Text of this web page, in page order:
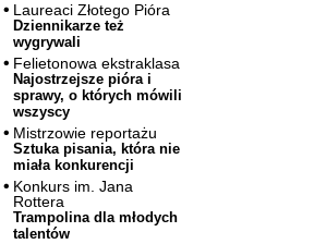
Laureaci Złotego Pióra
Dziennikarze też
wygrywali
Felietonowa ekstraklasa
Najostrzejsze pióra i
sprawy, o których mówili
wszyscy
Mistrzowie reportażu
Sztuka pisania, która nie
miała konkurencji
Konkurs im. Jana
Rottera
Trampolina dla młodych
talentów